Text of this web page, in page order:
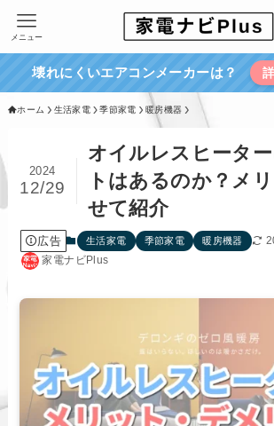
メニュー
壊れにくいエアコンメーカーは？
ホーム 生活家電 季節家電 暖房機器
オイルレスヒータ
トはあるのか？メ
せて紹介
2024
12/29
広告 生活家電 季節家電 暖房機器
家電ナビPlus